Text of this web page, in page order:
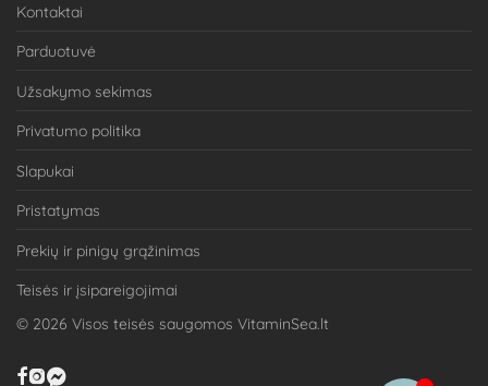
Kontaktai
Parduotuvė
Užsakymo sekimas
Privatumo politika
Slapukai
Pristatymas
Prekių ir pinigų grąžinimas
Teisės ir įsipareigojimai
© 2026 Visos teisės saugomos VitaminSea.lt